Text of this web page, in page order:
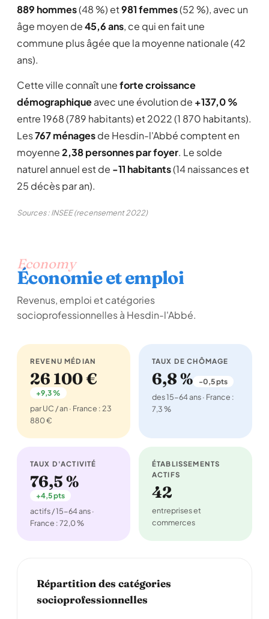
889 hommes(48 %) et981 femmes(52 %), avec un
âge moyen de45,6 ans, ce qui en fait une
commune plus âgée que la moyenne nationale (42
ans).
Cette ville connaît uneforte croissance
démographiqueavec une évolution de +137,0 %
entre 1968 (789 habitants) et 2022 (1 870 habitants).
Les767 ménagesde Hesdin-l'Abbé comptent en
moyenne2,38 personnes par foyer. Le solde
naturel annuel est de -11 habitants(14 naissances et
25 décès par an).
Sources : INSEE (recensement 2022)
Economy
Économie et emploi
Revenus, emploi et catégories
socioprofessionnelles à Hesdin-l'Abbé.
REVENU MÉDIAN
26 100 €
+9,3 %
par UC / an · France : 23
880 €
TAUX DE CHÔMAGE
6,8 % -0,5 pts
des 15-64 ans · France :
7,3 %
TAUX D'ACTIVITÉ
76,5 %
+4,5 pts
actifs / 15-64 ans ·
France : 72,0 %
ÉTABLISSEMENTS
ACTIFS
42
entreprises et
commerces
Répartition des catégories
socioprofessionnelles